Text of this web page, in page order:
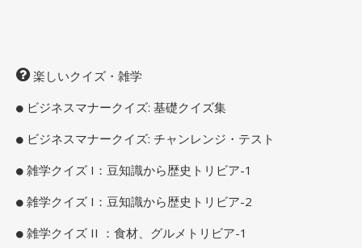
楽しいクイズ・雑学
ビジネスマナークイズ: 基礎クイズ集
ビジネスマナークイズ: チャンレンジ・テスト
雑学クイズ I：豆知識から歴史トリビア-1
雑学クイズ I：豆知識から歴史トリビア-2
雑学クイズ II ：食材、グルメトリビア-1